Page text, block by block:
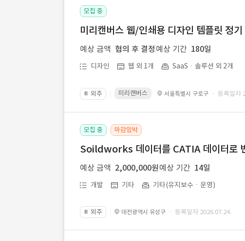
모집 중
미리캔버스 웹/인쇄용 디자인 템플릿 정
예상 금액 협의 후 결정 예상 기간 180일
디자인 웹 외 1개 SaaSㆍ솔루션 외 2개
📔 외주 미리캔버스 서울특별시 구로구 · 등록일자
모집 중 마감임박
Soildworks 데이터를 CATIA 데이터로
예상 금액 2,000,000원 예상 기간 14일
개발 기타 기타(유지보수ㆍ운영)
📔 외주 대전광역시 유성구 · 등록일자 2026.07.24.